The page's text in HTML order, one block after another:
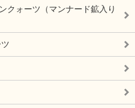
クォーツ（マンナード鉱入り